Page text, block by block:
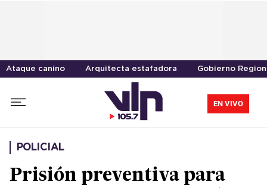
Ataque canino Arquitecta estafadora Gobierno
EN VIVO
POLICIAL
Prisión preventiva para